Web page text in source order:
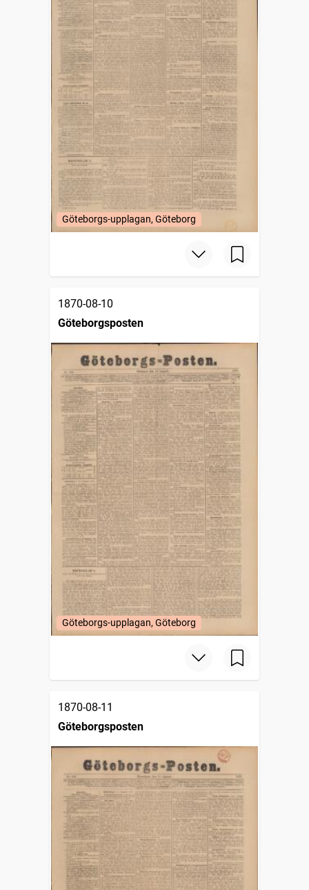
Göteborgs-upplagan, Göteborg
1870-08-10
Göteborgsposten
Göteborgs-upplagan, Göteborg
1870-08-11
Göteborgsposten